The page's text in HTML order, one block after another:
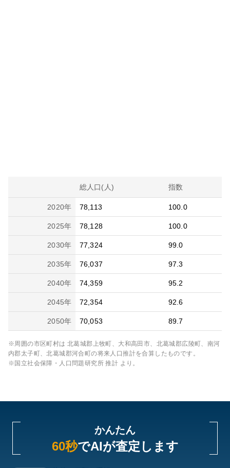
総人口(人) 指数
2020年 78,113 100.0
2025年 78,128 100.0
2030年 77,324 99.0
2035年 76,037 97.3
2040年 74,359 95.2
2045年 72,354 92.6
2050年 70,053 89.7
※周囲の市区町村は 北葛城郡上牧町、大和高田市、北葛城郡広陵町、南河
内郡太子町、北葛城郡河合町の将来人口推計を合算したものです。
※国立社会保障・人口問題研究所 推計 より。
かんたん
60秒でAIが査定します